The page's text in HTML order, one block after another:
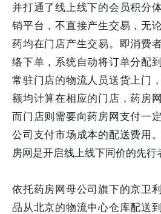
并打通了线上线下的会员积分
销平台，不直接产生交易，无
药均在门店产生交易。即消费
络下单，系统自动将订单分配
常驻门店的物流人员送货上门
额均计算在相应的门店，药房
而门店则需要向药房网支付一
公司支付市场成本的配送费用
房网是开启线上线下同价的先行
依托药房网母公司旗下的京卫
品从北京的物流中心仓库配送